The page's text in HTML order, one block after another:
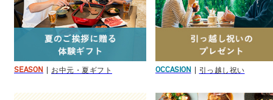
SEASON お中元・夏ギフト OCCASION 引っ越し祝い